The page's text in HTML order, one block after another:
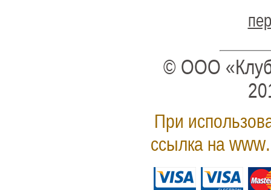
© ООО
При
ссылка на